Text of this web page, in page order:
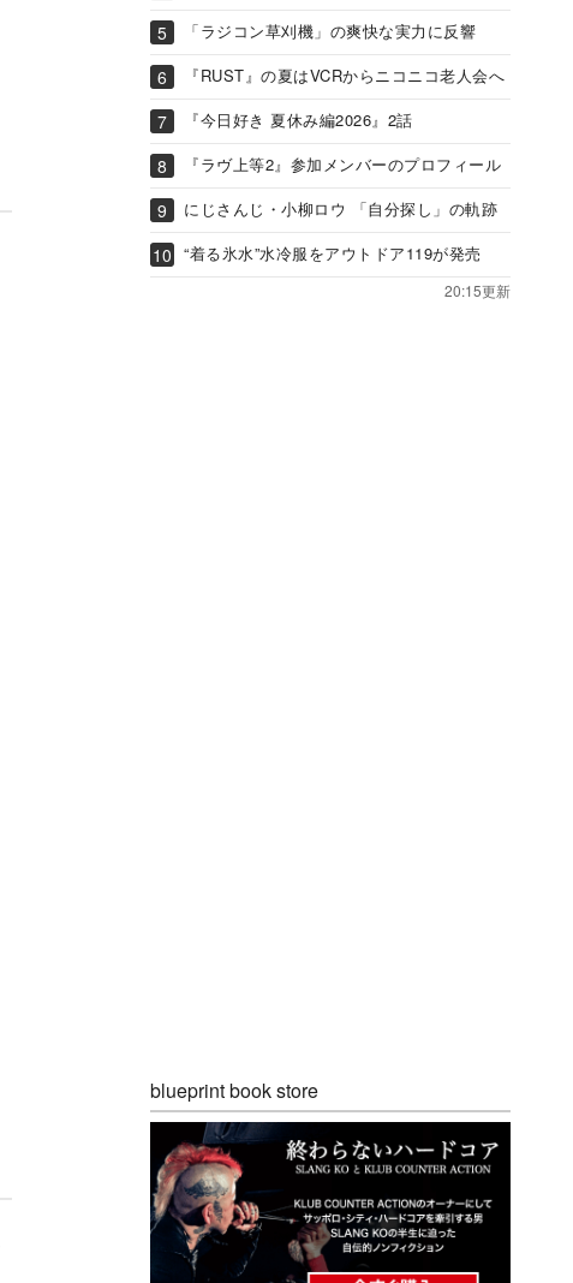
「ラジコン草刈機」の爽快な実力に反響
『RUST』の夏はVCRからニコニコ老人会へ
『今日好き 夏休み編2026』2話
『ラヴ上等2』参加メンバーのプロフィール
にじさんじ・小柳ロウ 「自分探し」の軌跡
“着る氷水”水冷服をアウトドア119が発売
20:15更新
blueprint book store